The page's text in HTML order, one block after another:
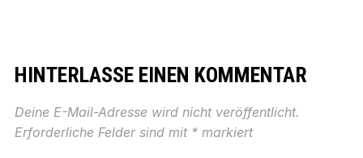
HINTERLASSE EINEN KOMMENTAR
Deine E-Mail-Adresse wird nicht veröffentlicht.
Erforderliche Felder sind mit *markiert